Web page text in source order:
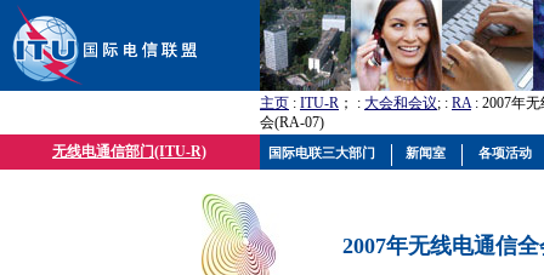
主页 : ITU-R ； : 大会和会议; : RA: 2007年
会(RA-07)
无线电通信部门(ITU-R)
2007年无线电通信
国际电联三大部门 新闻室 各项活动